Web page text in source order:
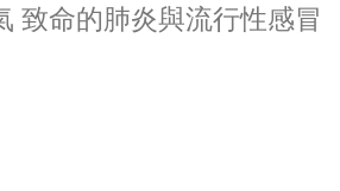
致命的肺炎與流行性感冒